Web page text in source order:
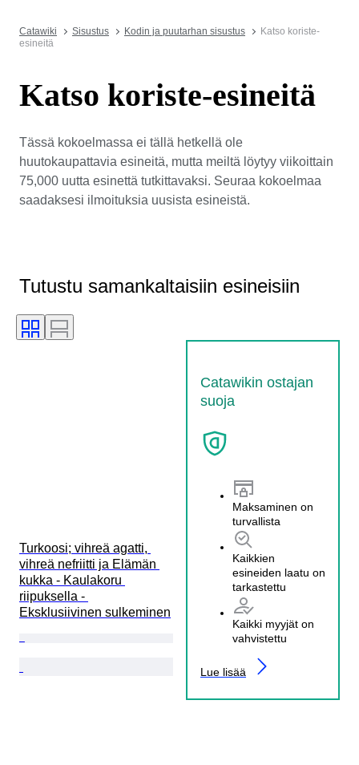
Catawiki Sisustus Kodin ja puutarhan sisustus
Katso koriste-
esineitä
Katso koriste-esineitä
Tässä kokoelmassa ei tällä hetkellä ole
huutokaupattavia esineitä, mutta meiltä löytyy viikoittain
75,000 uutta esinettä tutkittavaksi. Seuraa kokoelmaa
saadaksesi ilmoituksia uusista esineistä.
Tutustu samankaltaisiin esineisiin
Catawikin ostajan
suoja
Maksaminen on
turvallista
Kaikkien
esineiden laatu on
tarkastettu
Kaikki myyjät on
vahvistettu
Lue lisää
Turkoosi; vihreä agatti,
vihreä nefriitti ja Elämän
kukka - Kaulakoru
riipuksella -
Eksklusiivinen sulkeminen